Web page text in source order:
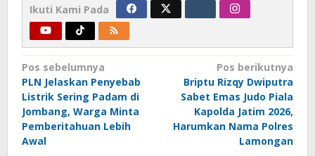
Ikuti Kami Pada
Navigasi
pos
Pos sebelumnya
PLN Jelaskan Penyebab
Listrik Sering Padam di
Jombang, Warga Minta
Pemberitahuan Lebih
Awal
Pos berikutnya
Briptu Rizqy Dwiputra
Sabet Emas Judo Piala
Kapolda Jatim 2026,
Harumkan Nama Polres
Lamongan